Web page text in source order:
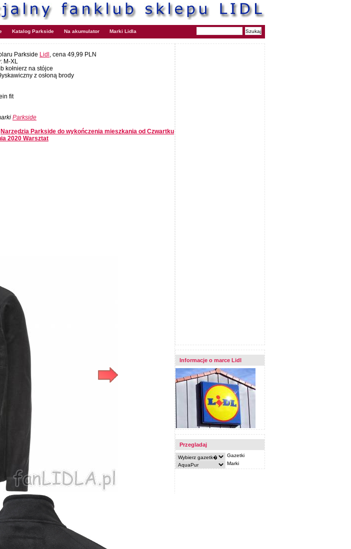
Katalog Parkside Na akumulator Marki Lidla
Parkside Lidl , cena 49,99 PLN
M-XL
kołnierz na stójce
z osłoną brody
fit
Parkside
Narzędzia Parkside do wykończenia mieszkania od Czwartku
2020 Warsztat
Informacje o marce Lidl
Przegladaj
Gazetki
Marki